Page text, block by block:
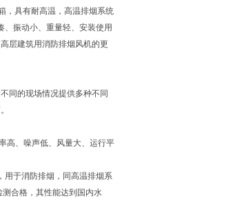
，具有耐高温，高温排烟系统
、振动小、重量轻、安装使用
层建筑用消防排烟风机的更
同的现场情况提供多种不同
高、噪声低、风量大、运行平
用于消防排烟，同高温排烟系
合格，其性能达到国内水